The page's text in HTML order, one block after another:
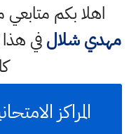
اهلا بكم
مهدي شلالفي
المراكز